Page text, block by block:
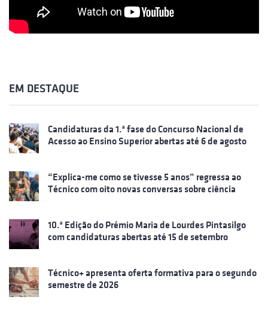
EM DESTAQUE
Candidaturas da 1.ª fase do Concurso Nacional de
Acesso ao Ensino Superior abertas até 6 de agosto
“Explica-me como se tivesse 5 anos” regressa ao
Técnico com oito novas conversas sobre ciência
10.ª Edição do Prémio Maria de Lourdes Pintasilgo
com candidaturas abertas até 15 de setembro
Técnico+ apresenta oferta formativa para o segundo
semestre de 2026